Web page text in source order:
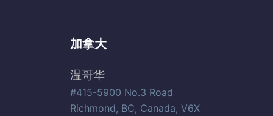
加拿大
温哥华
#415-5900 No.3 Road
Richmond, BC, Canada, V6X